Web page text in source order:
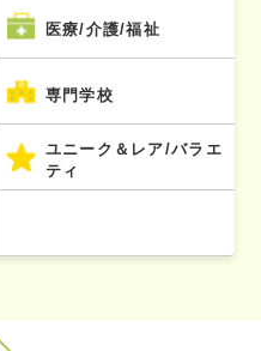
医療/介護/福祉
専門学校
ユニーク＆レア/バラエ
ティ